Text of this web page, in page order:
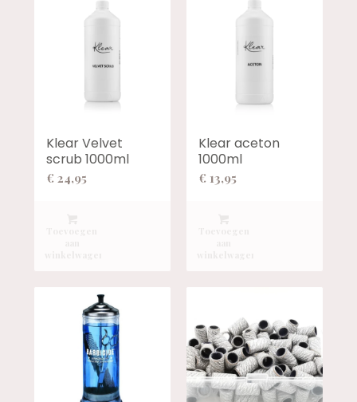
Klear Velvet
scrub 1000ml
€ 24,95
Klear aceton
1000ml
€ 13,95